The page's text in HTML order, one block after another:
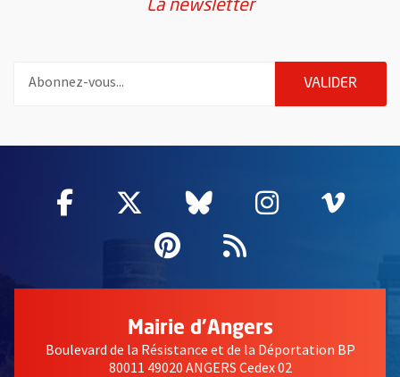
La newsletter
VALIDER
Facebook
, Ouvre une nouvelle fenêtre
Twitter
, Ouvre une nouvelle
Bluesky
, Ouvre une
Instagram
, Ouvre
,
Pinterest
, Ouvre une
Flux RSS
Mairie d'Angers
Boulevard de la Résistance et de la Déportation BP
80011 49020 ANGERS Cedex 02